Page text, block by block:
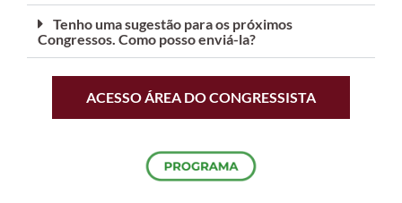
Tenho uma sugestão para os próximos
Congressos. Como posso enviá-la?
ACESSO ÁREA DO CONGRESSISTA